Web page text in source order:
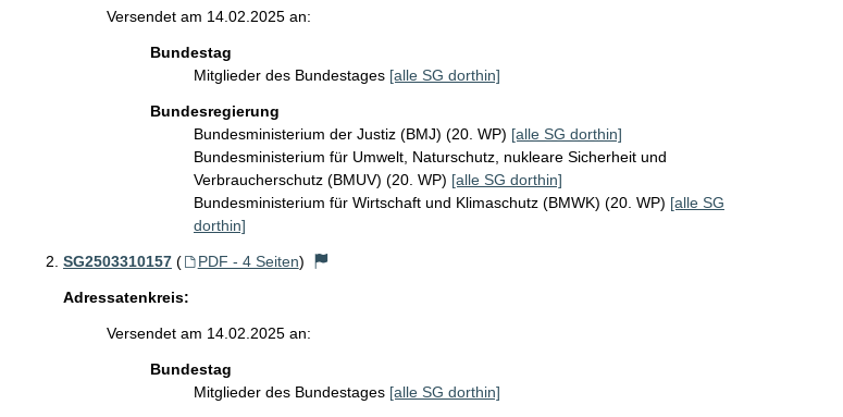
Versendet am 14.02.2025 an:
Bundestag
Mitglieder des Bundestages [alle SG dorthin]
Bundesregierung
Bundesministerium der Justiz (BMJ) (20. WP) [alle SG dorthin]
Bundesministerium für Umwelt, Naturschutz, nukleare Sicherheit und
Verbraucherschutz (BMUV) (20. WP) [alle SG dorthin]
Bundesministerium für Wirtschaft und Klimaschutz (BMWK) (20. WP) [alle SG
dorthin]
SG2503310157 ( PDF - 4 Seiten)
Adressatenkreis:
Versendet am 14.02.2025 an:
Bundestag
Mitglieder des Bundestages [alle SG dorthin]